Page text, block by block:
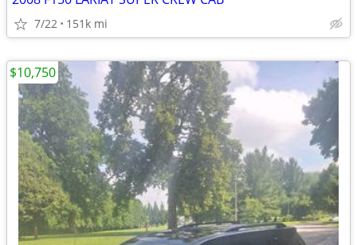
7/22 151k mi
$10,750